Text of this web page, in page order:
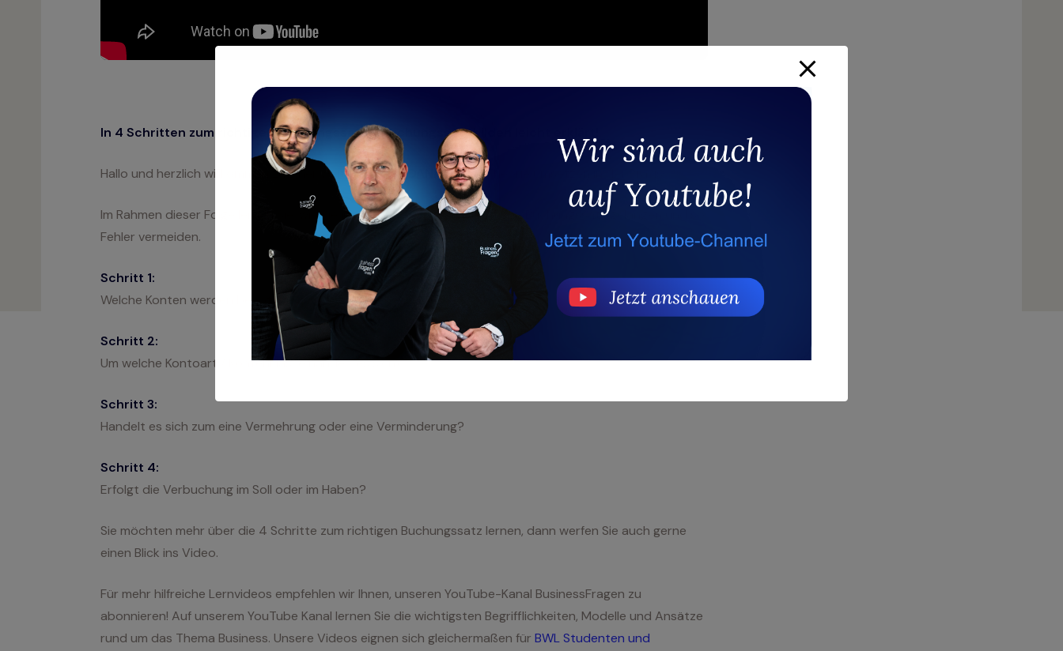
In 4 Schritten zum richtigen Buchungssatz – Buchungssatz bilden leicht erklärt!
Hallo und herzlich willkommen zu einer weiteren Folge DAN@FLIP– Theorie umsetzen in der Praxis!
Im Rahmen dieser Folge lernen Sie, wie Sie in nur 4 Schritten zum richtigen Buchungssatz gelangen und so
Fehler vermeiden.
Schritt 1:
Welche Konten werden benötigt?
Schritt 2:
Um welche Kontoart / Kontenklasse handelt es sich?
Schritt 3:
Handelt es sich zum eine Vermehrung oder eine Verminderung?
Schritt 4:
Erfolgt die Verbuchung im Soll oder im Haben?
Sie möchten mehr über die 4 Schritte zum richtigen Buchungssatz lernen, dann werfen Sie auch gerne
einen Blick ins Video.
Für mehr hilfreiche Lernvideos empfehlen wir Ihnen, unseren YouTube-Kanal BusinessFragen zu
abonnieren! Auf unserem YouTube Kanal lernen Sie die wichtigsten Begrifflichkeiten, Modelle und Ansätze
rund um das Thema Business. Unsere Videos eignen sich gleichermaßen für BWL Studenten und